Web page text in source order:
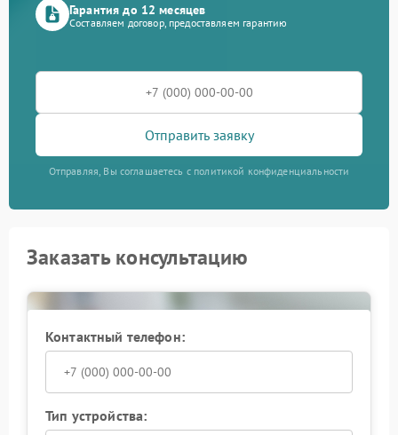
Гарантия до 12 месяцев
Составляем договор, предоставляем гарантию
Отправить заявку
Отправляя, Вы соглашаетесь с политикой конфиденциальности
Заказать консультацию
Контактный телефон:
Тип устройства: